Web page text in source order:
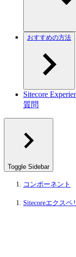
おすすめの方法
Sitecore
質問
Toggle Sidebar
コンポーネント
Sitecoreエクスペ